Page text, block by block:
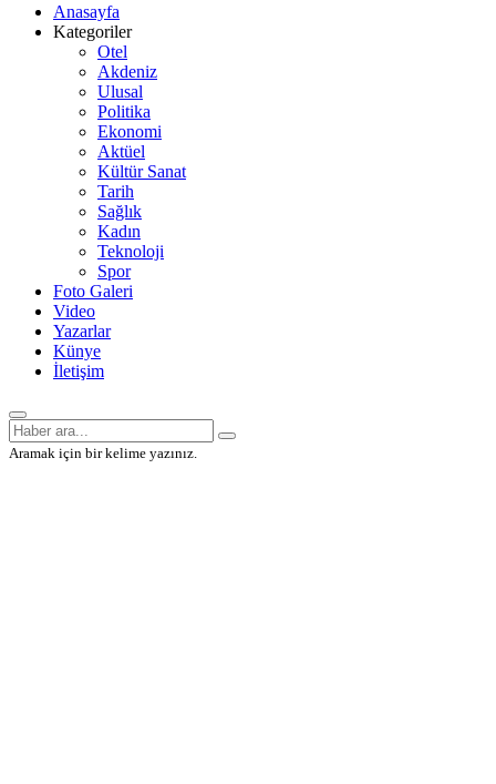
Anasayfa
Kategoriler
Otel
Akdeniz
Ulusal
Politika
Ekonomi
Aktüel
Kültür Sanat
Tarih
Sağlık
Kadın
Teknoloji
Spor
Foto Galeri
Video
Yazarlar
Künye
İletişim
Aramak için bir kelime yazınız.